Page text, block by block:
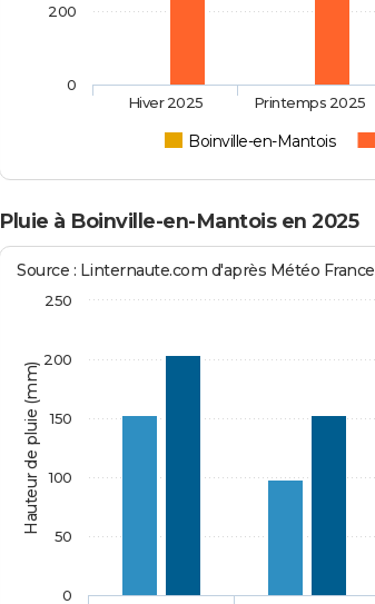
Boinville-en-Mantois
Hiver 2025 Printemps 2025
0
200
Pluie à Boinville-en-Mantois en 2025
Hauteur de pluie (mm)
Source : Linternaute.com d'après Météo France
0
50
100
150
200
250